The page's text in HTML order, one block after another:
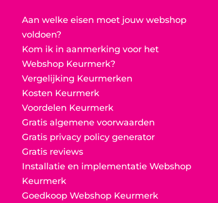
Aan welke eisen moet jouw webshop
voldoen?
Kom ik in aanmerking voor het
Webshop Keurmerk?
Vergelijking Keurmerken
Kosten Keurmerk
Voordelen Keurmerk
Gratis algemene voorwaarden
Gratis privacy policy generator
Gratis reviews
Installatie en implementatie Webshop
Keurmerk
Goedkoop Webshop Keurmerk